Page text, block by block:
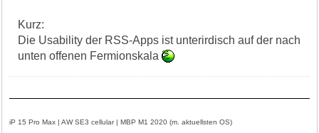
Kurz:
Die Usability der RSS-Apps ist unterirdisch auf der nach
unten offenen Fermionskala
iP 15 Pro Max | AW SE3 cellular | MBP M1 2020 (m. aktuellsten OS)